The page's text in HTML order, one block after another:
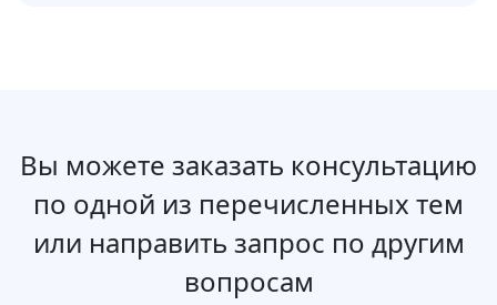
Вы можете заказать консультацию
по одной из перечисленных тем
или направить запрос по другим
вопросам